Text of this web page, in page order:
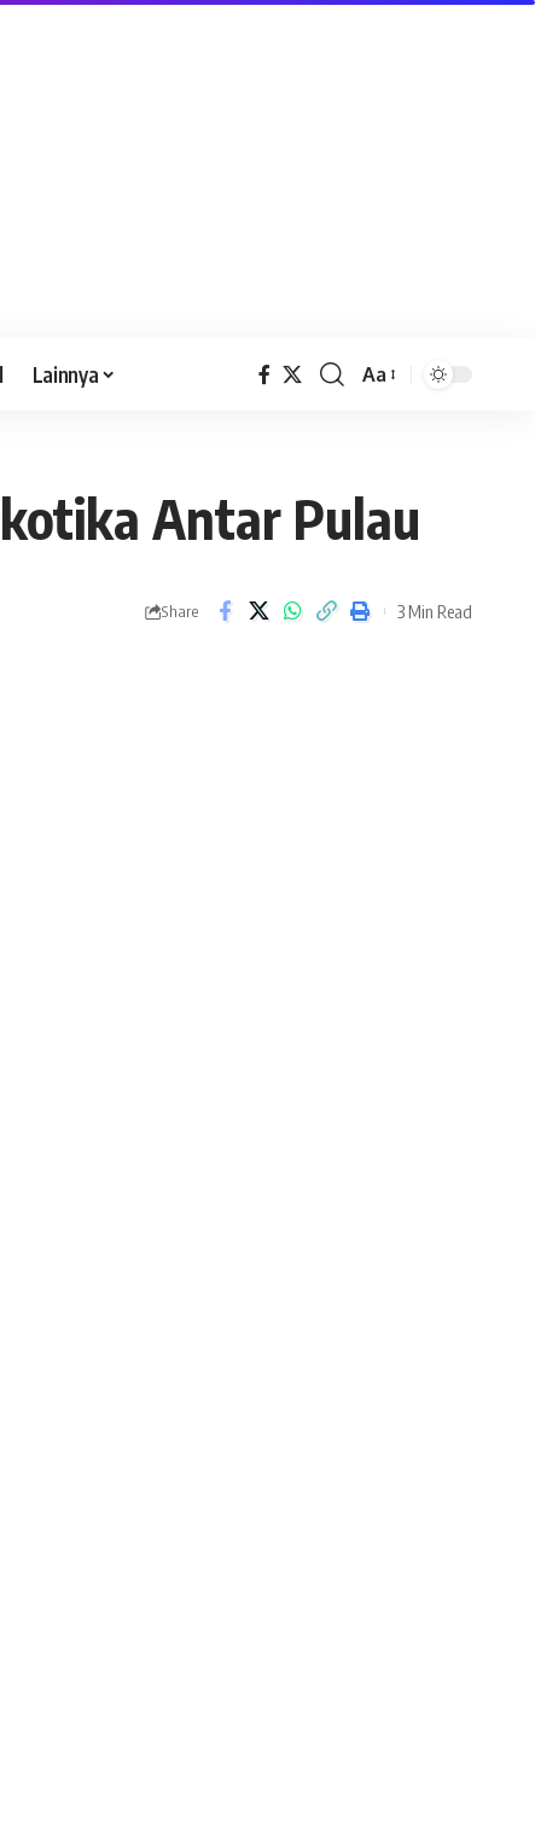
Lainnya Aa
Antar Pulau
Share 3 Min Read